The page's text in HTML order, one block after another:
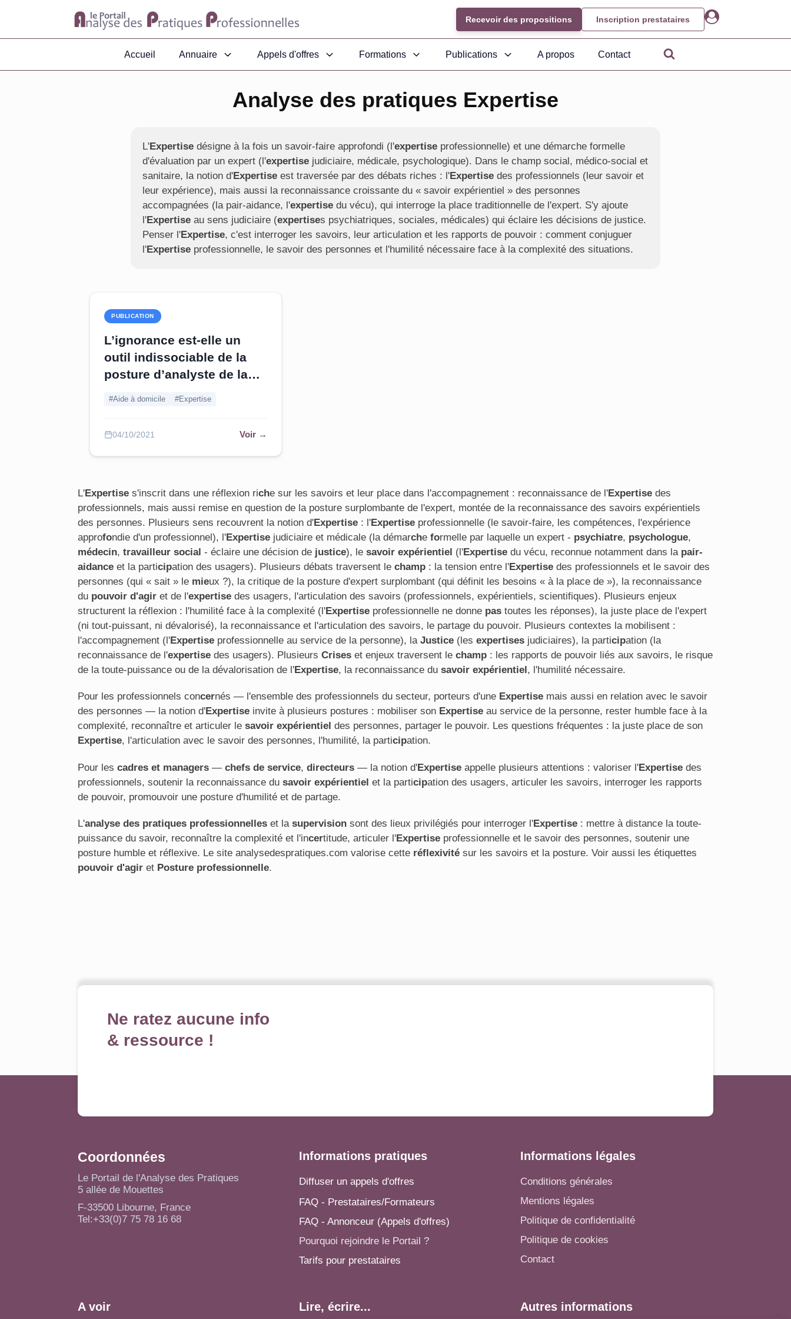
Recevoir des propositions Inscription prestataires
Accueil Annuaire Appels d'offres Formations Publications A propos Contact
Analyse des pratiques Expertise
L'Expertise désigne à la fois un savoir-faire approfondi (l'expertise professionnelle) et une démarche formelle
d'évaluation par un expert (l'expertise judiciaire, médicale, psychologique). Dans le champ social, médico-social et
sanitaire, la notion d'Expertise est traversée par des débats riches : l'Expertise des professionnels (leur savoir et
leur expérience), mais aussi la reconnaissance croissante du « savoir expérientiel » des personnes
accompagnées (la pair-aidance, l'expertise du vécu), qui interroge la place traditionnelle de l'expert. S'y ajoute
l'Expertise au sens judiciaire (expertises psychiatriques, sociales, médicales) qui éclaire les décisions de justice.
Penser l'Expertise, c'est interroger les savoirs, leur articulation et les rapports de pouvoir : comment conjuguer
l'Expertise professionnelle, le savoir des personnes et l'humilité nécessaire face à la complexité des situations.
PUBLICATION
L’ignorance est-elle un
outil indissociable de la
posture d’analyste de la
#Aide à domicile #Expertise
04/10/2021 Voir →
L'Expertise s'inscrit dans une réflexion riche sur les savoirs et leur place dans l'accompagnement : reconnaissance de l'Expertise des
professionnels, mais aussi remise en question de la posture surplombante de l'expert, montée de la reconnaissance des savoirs expérientiels
des personnes. Plusieurs sens recouvrent la notion d'Expertise : l'Expertise professionnelle (le savoir-faire, les compétences, l'expérience
approfondie d'un professionnel), l'Expertise judiciaire et médicale (la démarche formelle par laquelle un expert - psychiatre, psychologue,
médecin, travailleur social - éclaire une décision de justice), le savoir expérientiel (l'Expertise du vécu, reconnue notamment dans la pair-
aidance et la participation des usagers). Plusieurs débats traversent le champ : la tension entre l'Expertise des professionnels et le savoir des
personnes (qui « sait » le mieux ?), la critique de la posture d'expert surplombant (qui définit les besoins « à la place de »), la reconnaissance
du pouvoir d'agir et de l'expertise des usagers, l'articulation des savoirs (professionnels, expérientiels, scientifiques). Plusieurs enjeux
structurent la réflexion : l'humilité face à la complexité (l'Expertise professionnelle ne donne pas toutes les réponses), la juste place de l'expert
(ni tout-puissant, ni dévalorisé), la reconnaissance et l'articulation des savoirs, le partage du pouvoir. Plusieurs contextes la mobilisent :
l'accompagnement (l'Expertise professionnelle au service de la personne), la Justice (les expertises judiciaires), la participation (la
reconnaissance de l'expertise des usagers). Plusieurs Crises et enjeux traversent le champ : les rapports de pouvoir liés aux savoirs, le risque
de la toute-puissance ou de la dévalorisation de l'Expertise, la reconnaissance du savoir expérientiel, l'humilité nécessaire.
Pour les professionnels concernés — l'ensemble des professionnels du secteur, porteurs d'une Expertise mais aussi en relation avec le savoir
des personnes — la notion d'Expertise invite à plusieurs postures : mobiliser son Expertise au service de la personne, rester humble face à la
complexité, reconnaître et articuler le savoir expérientiel des personnes, partager le pouvoir. Les questions fréquentes : la juste place de son
Expertise, l'articulation avec le savoir des personnes, l'humilité, la participation.
Pour les cadres et managers — chefs de service, directeurs — la notion d'Expertise appelle plusieurs attentions : valoriser l'Expertise des
professionnels, soutenir la reconnaissance du savoir expérientiel et la participation des usagers, articuler les savoirs, interroger les rapports
de pouvoir, promouvoir une posture d'humilité et de partage.
L'analyse des pratiques professionnelles et la supervision sont des lieux privilégiés pour interroger l'Expertise : mettre à distance la toute-
puissance du savoir, reconnaître la complexité et l'incertitude, articuler l'Expertise professionnelle et le savoir des personnes, soutenir une
posture humble et réflexive. Le site analysedespratiques.com valorise cette réflexivité sur les savoirs et la posture. Voir aussi les étiquettes
pouvoir d'agir et Posture professionnelle.
Ne ratez aucune info
& ressource !
Coordonnées
Le Portail de l'Analyse des Pratiques
5 allée de Mouettes
F-33500 Libourne, France
Tel:+33(0)7 75 78 16 68
Informations pratiques
Diffuser un appels d'offres
FAQ - Prestataires/Formateurs
FAQ - Annonceur (Appels d'offres)
Pourquoi rejoindre le Portail ?
Tarifs pour prestataires
Informations légales
Conditions générales
Mentions légales
Politique de confidentialité
Politique de cookies
Contact
A voir Lire, écrire... Autres informations